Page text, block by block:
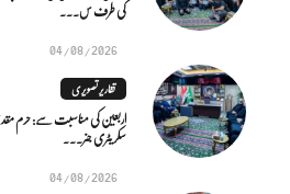
کی طرف س...
04/08/2026
تقاریر تصویری
اربعین کی مناسبت سے: حرم
سکریٹری جنر...
04/08/2026